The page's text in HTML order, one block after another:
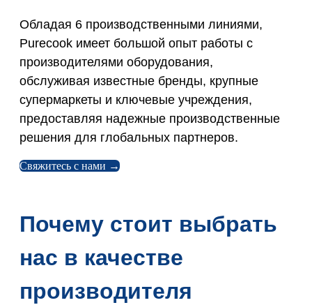
Обладая 6 производственными линиями,
Purecook имеет большой опыт работы с
производителями оборудования,
обслуживая известные бренды, крупные
супермаркеты и ключевые учреждения,
предоставляя надежные производственные
решения для глобальных партнеров.
Свяжитесь с нами →
Почему стоит выбрать
нас в качестве
производителя